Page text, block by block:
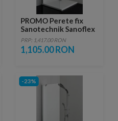
PROMO Perete fix
Sanotechnik Sanoflex
MF100
PRP: 1,417.00 RON
1,105.00 RON
-23%